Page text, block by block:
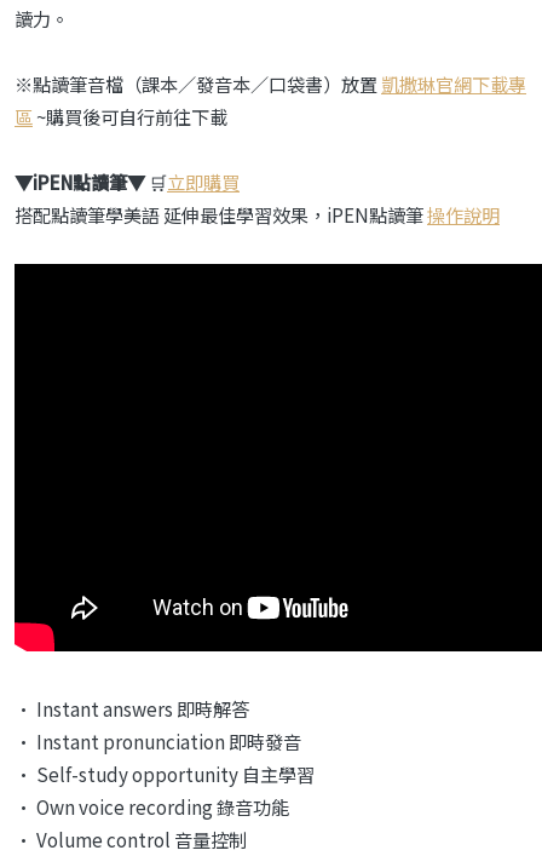
讀力。
※點讀筆音檔（課本／發音本／口袋書）放置 凱撒琳官網下載專
區 ~購買後可自行前往下載
▼iPEN點讀筆▼🛒立即購買
搭配點讀筆學美語 延伸最佳學習效果，iPEN點讀筆操作說明
• Instant answers 即時解答
• Instant pronunciation 即時發音
• Self-study opportunity 自主學習
• Own voice recording 錄音功能
• Volume control 音量控制